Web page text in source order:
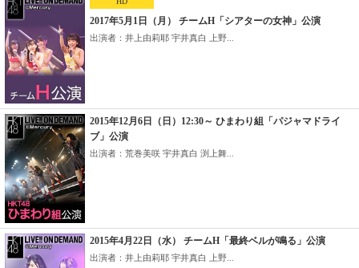
2017年5月1日（月） チームH「シアターの女神」公演
出演者：井上由莉耶 宇井真白 上野...
2015年12月6日（日）12:30～ ひまわり組「パジャマドライ
ブ」公演
出演者：荒巻美咲 宇井真白 渕上舞...
2015年4月22日（水） チームH「最終ベルが鳴る」公演
出演者：井上由莉耶 宇井真白 上野...